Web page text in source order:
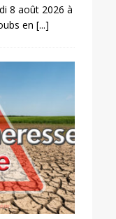
8 août 2026 à
en [...]